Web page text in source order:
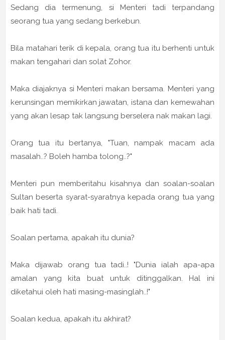
Sedang dia termenung, si Menteri tadi terpandang
seorang tua yang sedang berkebun.
Bila matahari terik di kepala, orang tua itu berhenti untuk
makan tengahari dan solat Zohor.
Maka diajaknya si Menteri makan bersama. Menteri yang
kerunsingan memikirkan jawatan, istana dan kemewahan
yang akan lesap tak langsung berselera nak makan lagi.
Orang tua itu bertanya, "Tuan, nampak macam ada
masalah..? Boleh hamba tolong..?"
Menteri pun memberitahu kisahnya dan soalan-soalan
Sultan beserta syarat-syaratnya kepada orang tua yang
baik hati tadi.
Soalan pertama, apakah itu dunia?
Maka dijawab orang tua tadi..! "Dunia ialah apa-apa
amalan yang kita buat untuk ditinggalkan. Hal ini
diketahui oleh hati masing-masinglah..!"
Soalan kedua, apakah itu akhirat?